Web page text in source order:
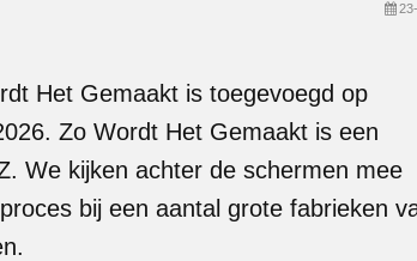
Het Gemaakt is toegevoegd op
Zo Wordt Het Gemaakt is een
We kijken achter de schermen mee
bij een aantal grote fabrieken